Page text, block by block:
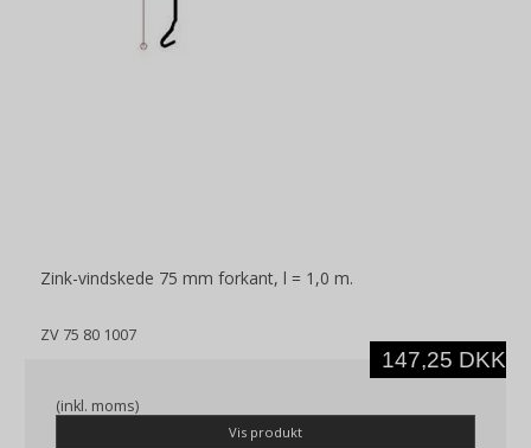
Zink-vindskede 75 mm forkant, l = 1,0 m.
ZV 75 80 1007
147,25 DKK
(inkl. moms)
Vis produkt